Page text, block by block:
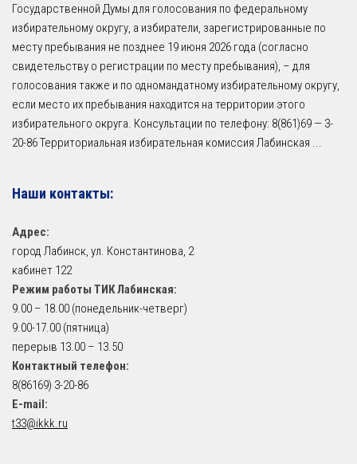
Государственной Думы для голосования по федеральному
избирательному округу, а избиратели, зарегистрированные по
месту пребывания не позднее 19 июня 2026 года (согласно
свидетельству о регистрации по месту пребывания), – для
голосования также и по одномандатному избирательному округу,
если место их пребывания находится на территории этого
избирательного округа. Консультации по телефону: 8(861)69 — 3-
20-86 Территориальная избирательная комиссия Лабинская ...
Наши контакты:
Адрес:
город Лабинск, ул. Константинова, 2
кабинет 122
Режим работы ТИК Лабинская:
9.00 – 18.00 (понедельник-четверг)
9.00-17.00 (пятница)
перерыв 13.00 – 13.50
Контактный телефон:
8(86169) 3-20-86
E-mail:
t33@ikkk.ru